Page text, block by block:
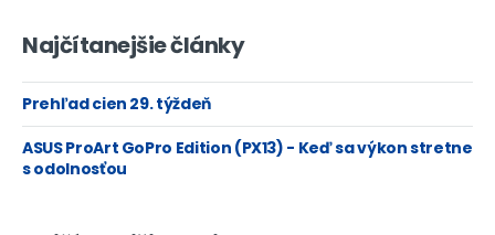
Najčítanejšie články
Prehľad cien 29. týždeň
ASUS ProArt GoPro Edition (PX13) - Keď sa výkon stretne
s odolnosťou